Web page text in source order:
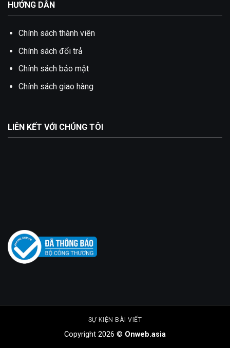
HƯỚNG DẪN
Chính sách thành viên
Chính sách đổi trả
Chính sách bảo mật
Chính sách giao hàng
LIÊN KẾT VỚI CHÚNG TÔI
SỰ KIỆN BÀI VIẾT
Copyright 2026 © Onweb.asia